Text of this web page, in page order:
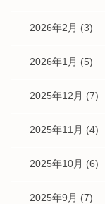
2026年2月 (3)
2026年1月 (5)
2025年12月 (7)
2025年11月 (4)
2025年10月 (6)
2025年9月 (7)